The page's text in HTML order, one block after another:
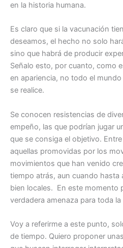
en la historia humana.
Es claro que si la vacunación
deseamos, el hecho no solo
sino que habrá de producir
Señalo esto, por cuanto, como
en apariencia, no todo el
se realice.
Se conocen resistencias de
empeño, las que podrían jugar
que se consiga el objetivo.
aquellas promovidas por los
movimientos que han venido
tiempo atrás, aun cuando hasta
bien locales. En este momento
verdadera amenaza para toda
Voy a referirme a este punto,
de tiempo. Quiero proponer